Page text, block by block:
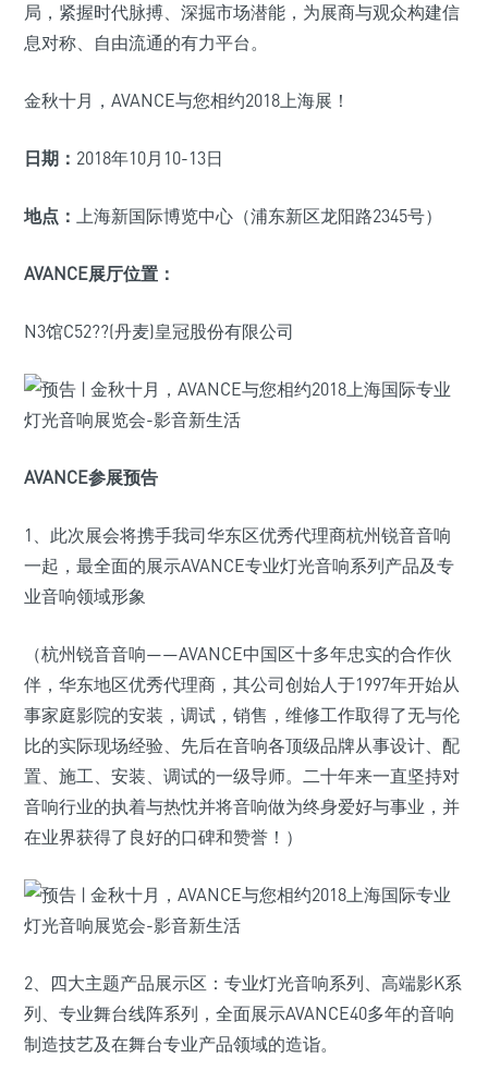
局，紧握时代脉搏、深掘市场潜能，为展商与观众构建信
息对称、自由流通的有力平台。
金秋十月，AVANCE与您相约2018上海展！
日期： 2018年10月10-13日
地点： 上海新国际博览中心（浦东新区龙阳路2345号）
AVANCE展厅位置：
N3馆C52??(丹麦)皇冠股份有限公司
AVANCE参展预告
1、此次展会将携手我司华东区优秀代理商杭州锐音音响
一起，最全面的展示AVANCE专业灯光音响系列产品及专
业音响领域形象
（杭州锐音音响——AVANCE中国区十多年忠实的合作伙
伴，华东地区优秀代理商，其公司创始人于1997年开始从
事家庭影院的安装，调试，销售，维修工作取得了无与伦
比的实际现场经验、先后在音响各顶级品牌从事设计、配
置、施工、安装、调试的一级导师。二十年来一直坚持对
音响行业的执着与热忱并将音响做为终身爱好与事业，并
在业界获得了良好的口碑和赞誉！）
2、四大主题产品展示区：专业灯光音响系列、高端影K系
列、专业舞台线阵系列，全面展示AVANCE40多年的音响
制造技艺及在舞台专业产品领域的造诣。